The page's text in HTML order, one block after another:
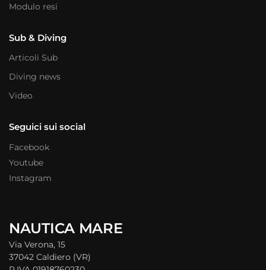
Modulo resi
Sub & Diving
Articoli Sub
Diving news
Video
Seguici sui social
Facebook
Youtube
Instagram
NAUTICA MARE
Via Verona, 15
37042 Caldiero (VR)